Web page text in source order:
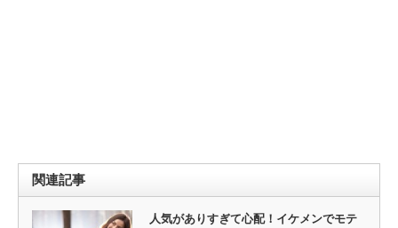
関連記事
人気がありすぎて心配！イケメンでモテ